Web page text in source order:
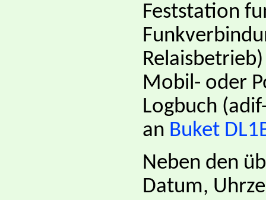
Feststation
Mobil- oder
Logbuch
an Buket
Neben den
Datum,